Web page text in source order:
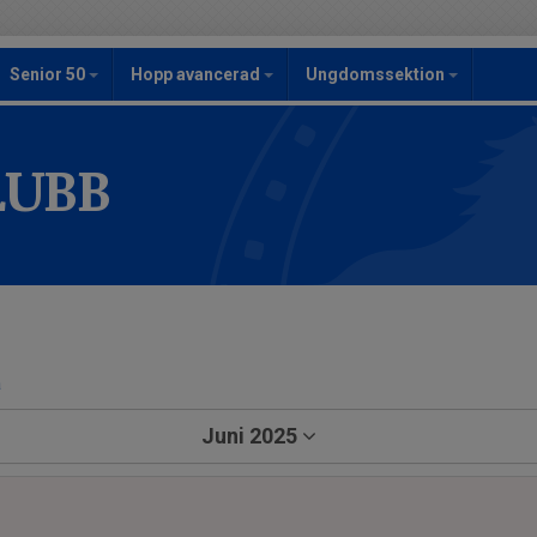
Senior 50 Hopp avancerad Ungdomssektion
Juni 2025